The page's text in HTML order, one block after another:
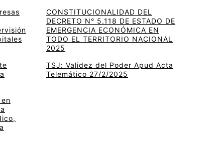
CONSTITUCIONALIDAD DEL
DECRETO N° 5.118 DE ESTADO DE
EMERGENCIA ECONÓMICA EN
TODO EL TERRITORIO NACIONAL
2025
TSJ: Validez del Poder Apud Acta
Telemático 27/2/2025